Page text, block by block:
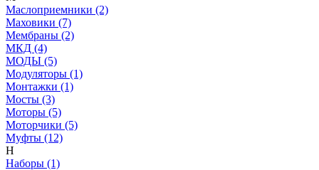
Маслоприемники (2)
Маховики (7)
Мембраны (2)
МКД (4)
МОДЫ (5)
Модуляторы (1)
Монтажки (1)
Мосты (3)
Моторы (5)
Моторчики (5)
Муфты (12)
Н
Наборы (1)